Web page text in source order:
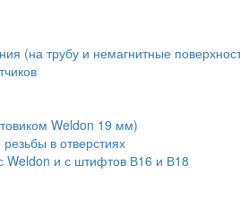
(на трубу и немагнитные
Weldon 19 мм)
в отверстиях
Weldon и с штифтов В16 и В18